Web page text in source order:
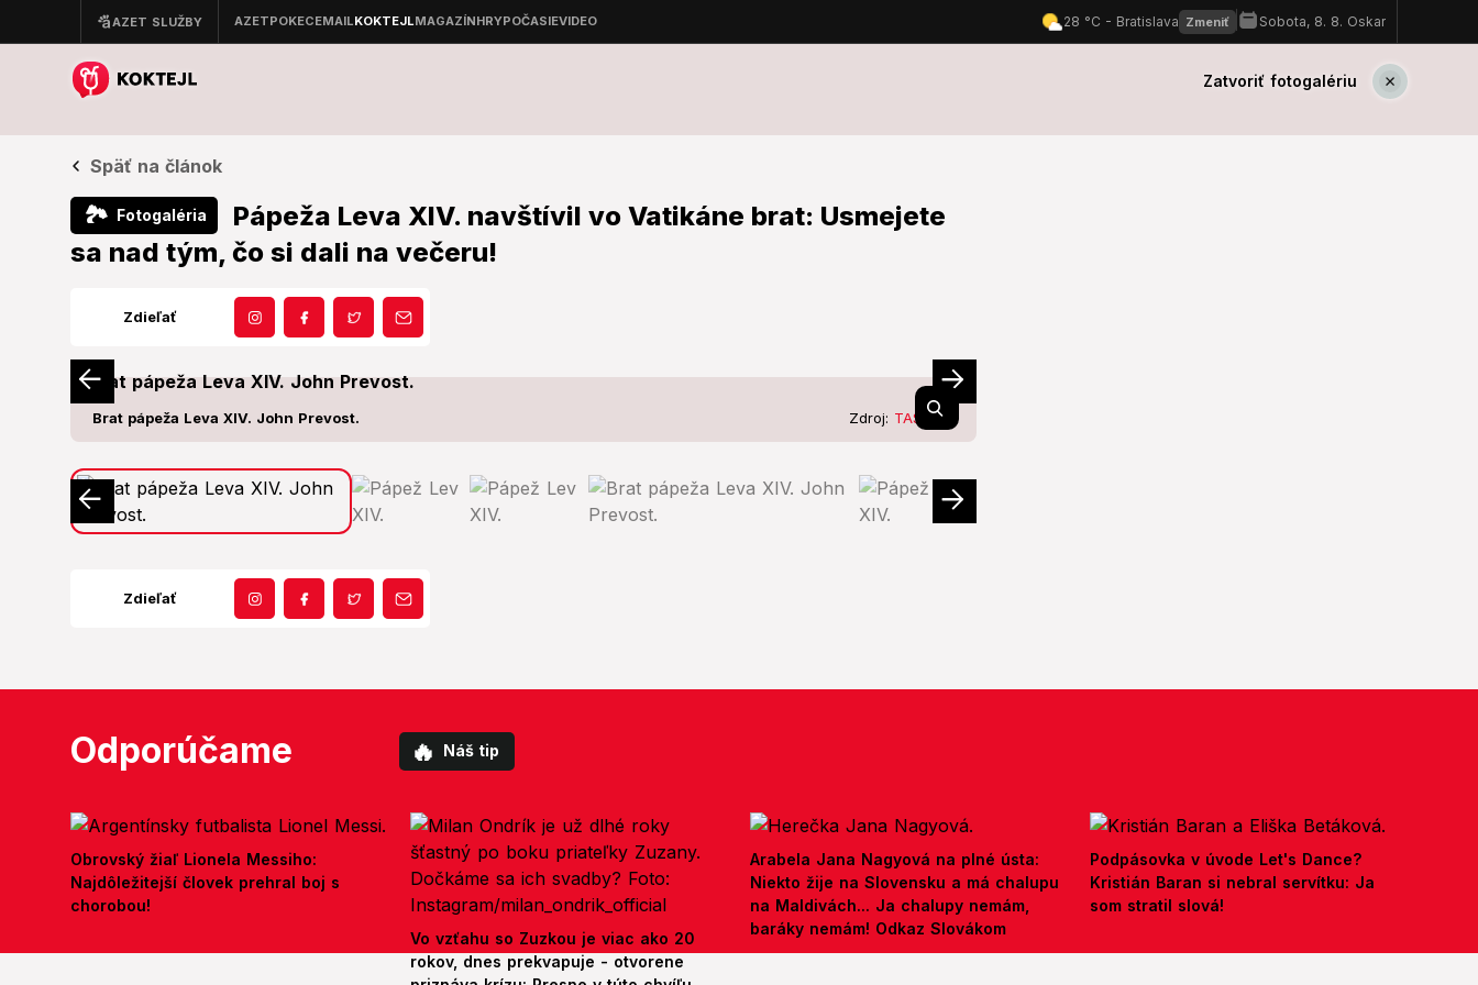
Zatvoriť fotogalériu
Späť na článok
🏞 Fotogaléria
Pápeža Leva XIV. navštívil vo Vatikáne brat: Usmejete
sa nad tým, čo si dali na večeru!
Zdieľať
Brat pápeža Leva XIV. John Prevost. Zdroj: TASR/AP
Zdieľať
Odporúčame 🔥 Náš tip
Obrovský žiaľ Lionela Messiho:
Najdôležitejší človek prehral boj s
chorobou!
Vo vzťahu so Zuzkou je viac ako 20
rokov, dnes prekvapuje - otvorene
Arabela Jana Nagyová na plné ústa:
Niekto žije na Slovensku a má chalupu
na Maldivách... Ja chalupy nemám,
baráky nemám! Odkaz Slovákom
Podpásovka v úvode Let's Dance?
Kristián Baran si nebral servítku: Ja
som stratil slová!